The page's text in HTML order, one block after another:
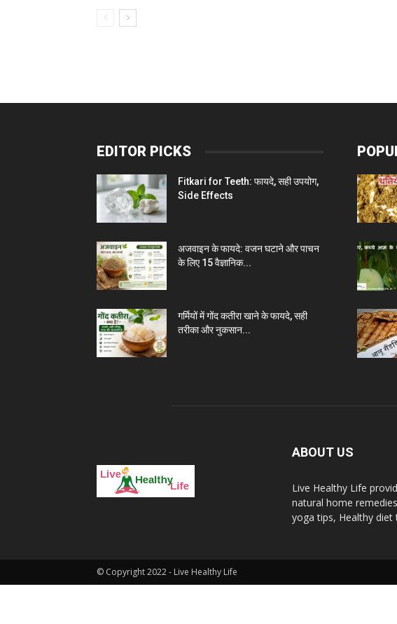
EDITOR PICKS
Fitkari for Teeth: फायदे, सही उपयोग,
Side Effects
अजवाइन के फायदे: वजन घटाने और पाचन
के लिए 15 वैज्ञानिक...
गर्मियों में गोंद कतीरा खाने के फायदे, सही
तरीका और नुकसान...
ABOUT US
Live Healthy Life
natural home
yoga tips, Healthy diet
© Copyright 2022 - Live Healthy Life